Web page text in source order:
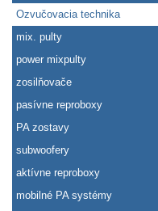
Ozvučovacia technika
mix. pulty
power mixpulty
zosilňovače
pasívne reproboxy
PA zostavy
subwoofery
aktívne reproboxy
mobilné PA systémy